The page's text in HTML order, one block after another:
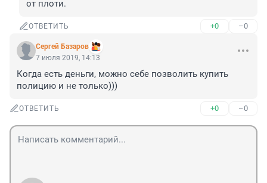
от плоти.
ОТВЕТИТЬ +0 –0
Сергей Базаров
7 июля 2019, 14:13
Когда есть деньги, можно себе позволить купить
полицию и не только)))
ОТВЕТИТЬ +0 –0